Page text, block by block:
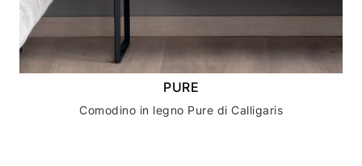
PURE
Comodino in legno Pure di Calligaris